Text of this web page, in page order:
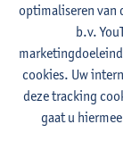
3-
studiepunten
Lesgever(s):
optimaliseren van
b.v.
cookies. Uw
deze tracking
gaat u